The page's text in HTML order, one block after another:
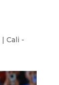
| Cali -